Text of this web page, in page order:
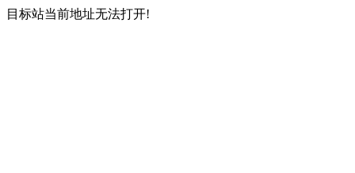
目标站当前地址无法打开!